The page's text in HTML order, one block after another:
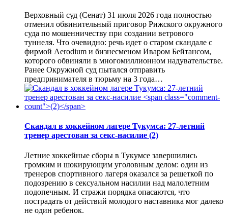
Верховный суд (Сенат) 31 июля 2026 года полностью
отменил обвинительный приговор Рижского окружного
суда по мошенничеству при создании ветрового
туннеля. Что очевидно: речь идет о старом скандале с
фирмой Aerodium и бизнесменом Иваром Бейтансом,
которого обвиняли в многомиллионном надувательстве.
Ранее Окружной суд пытался отправить
предпринимателя в тюрьму на 3 года…
Скандал в хоккейном лагере Тукумса: 27-летний
тренер арестован за секс-насилие (2)
Летние хоккейные сборы в Тукумсе завершились
громким и шокирующим уголовным делом: один из
тренеров спортивного лагеря оказался за решеткой по
подозрению в сексуальном насилии над малолетним
подопечным. И стражи порядка опасаются, что
пострадать от действий молодого наставника мог далеко
не один ребенок.